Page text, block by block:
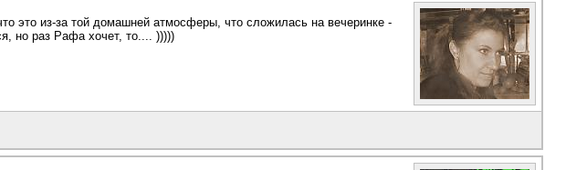
это из-за той домашней атмосферы, что сложилась на вечеринке -
но раз Рафа хочет, то.... )))))